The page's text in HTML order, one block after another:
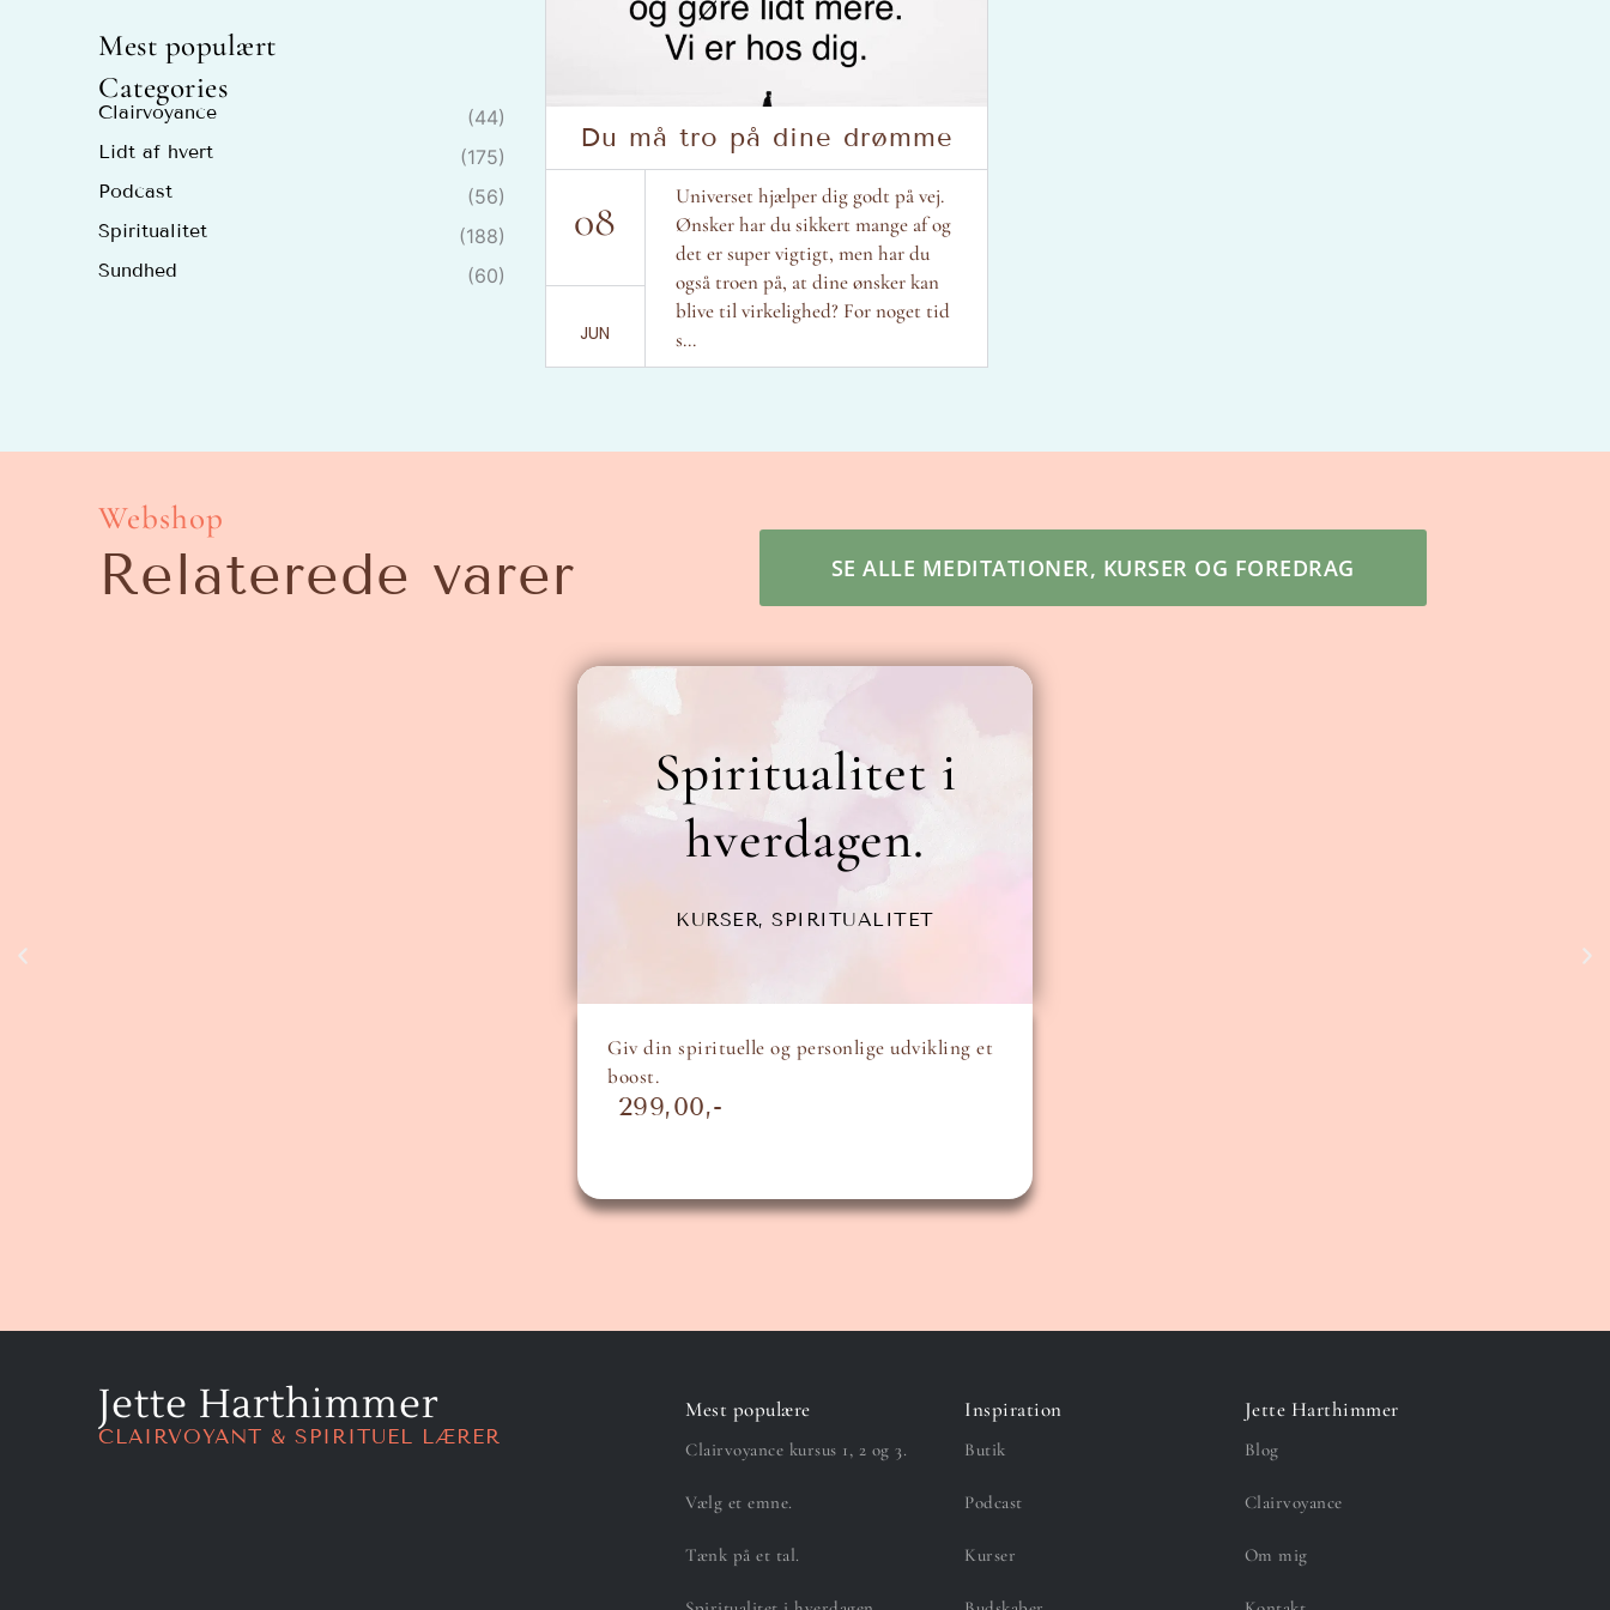
Mest populært
Categories
Clairvoyance (44)
Lidt af hvert (175)
Podcast (56)
Spiritualitet (188)
Sundhed (60)
Du må tro på dine drømme
08
JUN
Universet hjælper dig godt på vej.
Ønsker har du sikkert mange af og
det er super vigtigt, men har du
også troen på, at dine ønsker kan
blive til virkelighed? For noget tid
s...
Webshop
Relaterede varer SE ALLE MEDITATIONER, KURSER OG FOREDRAG
Spiritualitet i
hverdagen.
KURSER,SPIRITUALITET
Giv din spirituelle og personlige udvikling et
boost.
299,00
Jette Harthimmer
CLAIRVOYANT & SPIRITUEL LÆRER
Mest populære
Clairvoyance kursus 1, 2 og 3.
Vælg et emne.
Tænk på et tal.
Inspiration
Butik
Podcast
Kurser
Jette Harthimmer
Blog
Clairvoyance
Om mig